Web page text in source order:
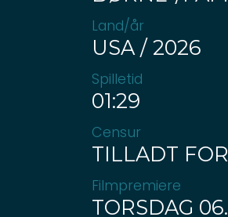
Land/år
USA / 2026
Spilletid
01:29
Censur
TILLADT
Filmpremiere
TORSDAG